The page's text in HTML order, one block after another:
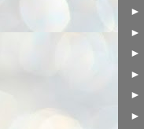
►
►
►
►
►
►